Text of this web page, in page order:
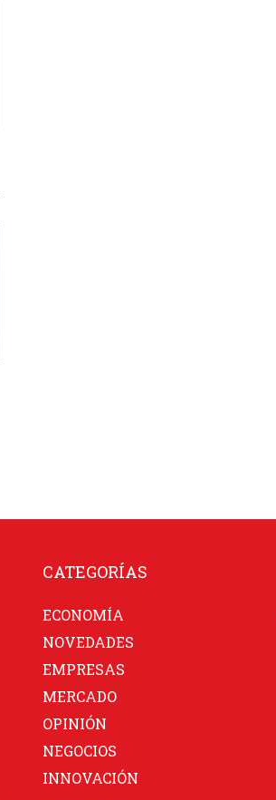
CATEGORÍAS
ECONOMÍA
NOVEDADES
EMPRESAS
MERCADO
OPINIÓN
NEGOCIOS
INNOVACIÓN